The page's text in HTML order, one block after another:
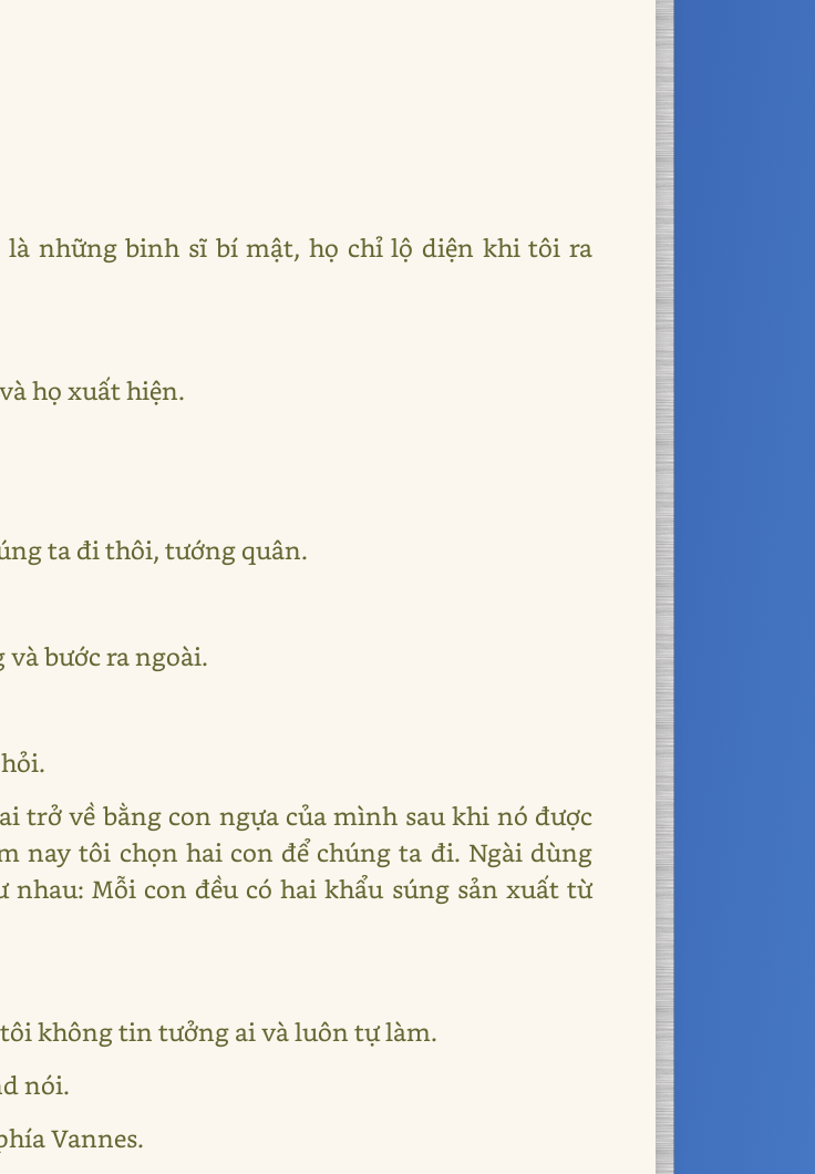
những binh sĩ bí mật, họ chỉ lộ diện khi tôi ra
họ xuất hiện.
ta đi thôi, tướng quân.
bước ra ngoài.
trở về bằng con ngựa của mình sau khi nó được
nay tôi chọn hai con để chúng ta đi. Ngài dùng
Mỗi con đều có hai khẩu súng sản xuất từ
không tin tưởng ai và luôn tự làm.
nói.
Vannes.